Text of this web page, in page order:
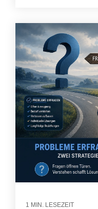
1 MIN. LESEZEIT